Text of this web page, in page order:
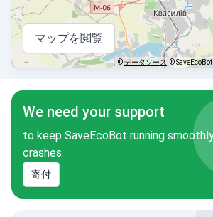
マップを閲覧
©データソース © SaveEcoBot
We need your support
to keep SaveEcoBot running
crashes
寄付